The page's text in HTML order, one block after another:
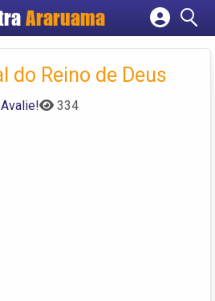
Araruama
Cadastrar empresa
Criar conta
do Reino de Deus
Avalie! 334